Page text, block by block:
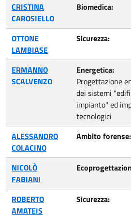
CRISTINA
CAROSIELLO
Biomedica:
OTTONE
LAMBIASE
Sicurezza:
ERMANNO
SCALVENZO
Energetica:
Progettazione
dei sistemi
impianto" ed
tecnologici
ALESSANDRO
COLACINO
Ambito forense:
NICOLÒ
FABIANI
ROBERTO
AMATEIS
Sicurezza: